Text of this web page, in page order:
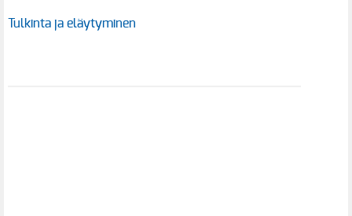
Tulkinta ja eläytyminen